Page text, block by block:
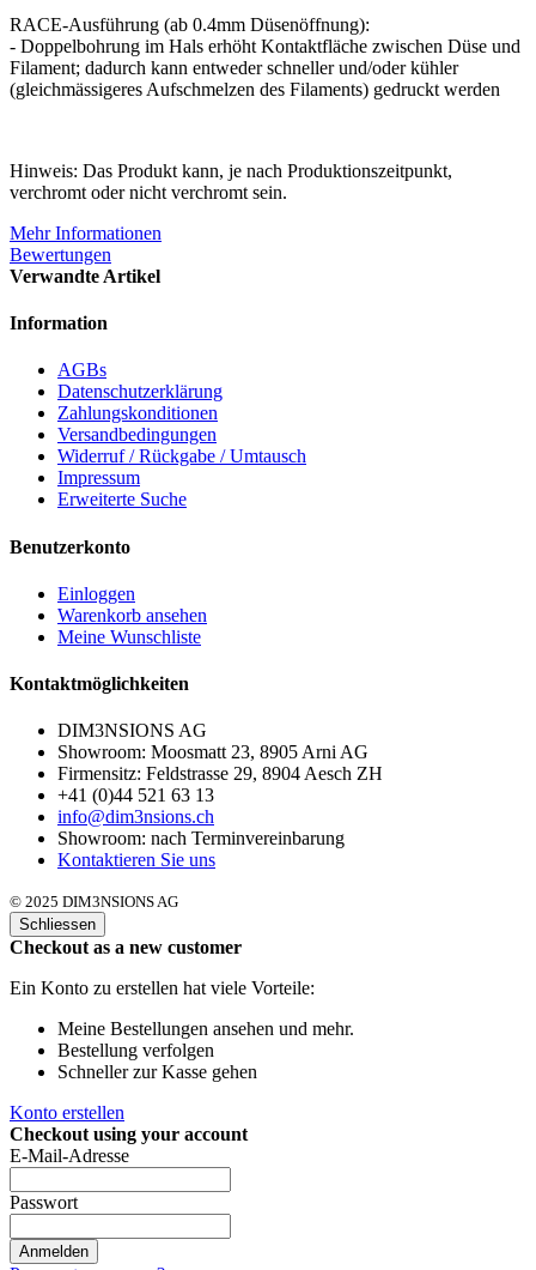
RACE-Ausführung (ab 0.4mm Düsenöffnung):
- Doppelbohrung im Hals erhöht Kontaktfläche zwischen Düse und
Filament; dadurch kann entweder schneller und/oder kühler
(gleichmässigeres Aufschmelzen des Filaments) gedruckt werden
Hinweis: Das Produkt kann, je nach Produktionszeitpunkt,
verchromt oder nicht verchromt sein.
Mehr Informationen
Bewertungen
Verwandte Artikel
Information
AGBs
Datenschutzerklärung
Zahlungskonditionen
Versandbedingungen
Widerruf / Rückgabe / Umtausch
Impressum
Erweiterte Suche
Benutzerkonto
Einloggen
Warenkorb ansehen
Meine Wunschliste
Kontaktmöglichkeiten
DIM3NSIONS AG
Showroom: Moosmatt 23, 8905 Arni AG
Firmensitz: Feldstrasse 29, 8904 Aesch ZH
+41 (0)44 521 63 13
info@dim3nsions.ch
Showroom: nach Terminvereinbarung
Kontaktieren Sie uns
© 2025 DIM3NSIONS AG
Schliessen
Checkout as a new customer
Ein Konto zu erstellen hat viele Vorteile:
Meine Bestellungen ansehen und mehr.
Bestellung verfolgen
Schneller zur Kasse gehen
Konto erstellen
Checkout using your account
E-Mail-Adresse
Passwort
Anmelden